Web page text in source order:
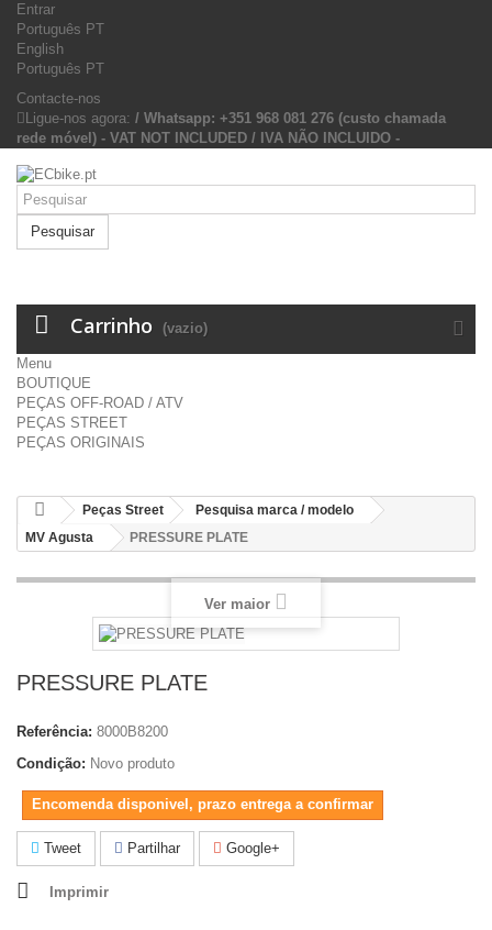
Entrar
Português PT
English
Português PT
Contacte-nos
Ligue-nos agora: / Whatsapp: +351 968 081 276 (custo chamada
rede móvel) - VAT NOT INCLUDED / IVA NÃO INCLUIDO -
Pesquisar
Carrinho (vazio)
Menu
BOUTIQUE
PEÇAS OFF-ROAD / ATV
PEÇAS STREET
PEÇAS ORIGINAIS
Peças Street
Pesquisa marca / modelo
MV Agusta
PRESSURE PLATE
Ver maior
PRESSURE PLATE
Referência: 8000B8200
Condição: Novo produto
Encomenda disponivel, prazo entrega a confirmar
Tweet Partilhar Google+
Imprimir